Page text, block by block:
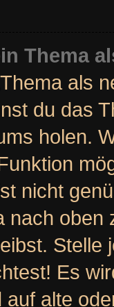
Thema
als
du das
holen.
nicht
nach
Stelle
Es
alte